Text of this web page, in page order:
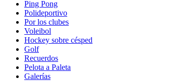
Ping Pong
Polideportivo
Por los clubes
Voleibol
Hockey sobre césped
Golf
Recuerdos
Pelota a Paleta
Galerías